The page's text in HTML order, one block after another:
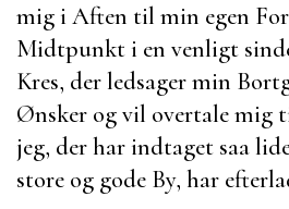
mig i Aften til min egen
Midtpunkt i en venligt
Kres, der ledsager min
Ønsker og vil overtale mig
jeg, der har indtaget saa
store og gode By, har